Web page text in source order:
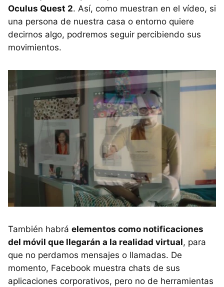
Oculus Quest 2. Así, como muestran en el vídeo, si
una persona de nuestra casa o entorno quiere
decirnos algo, podremos seguir percibiendo sus
movimientos.
También habrá elementos como notificaciones
del móvil que llegarán a la realidad virtual, para
que no perdamos mensajes o llamadas. De
momento, Facebook muestra chats de sus
aplicaciones corporativos, pero no de herramientas